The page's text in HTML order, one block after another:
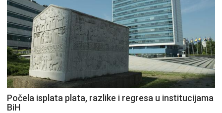
Počela isplata plata, razlike i regresa u institucijama
BiH